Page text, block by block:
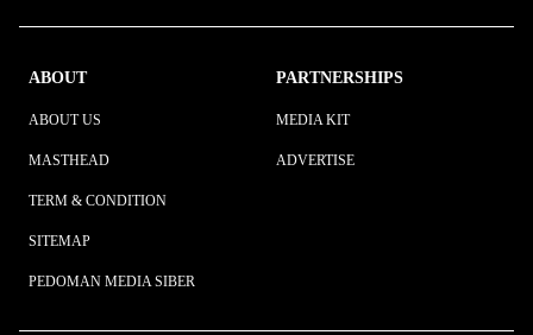
ABOUT
ABOUT US
MASTHEAD
TERM & CONDITION
SITEMAP
PEDOMAN MEDIA SIBER
PARTNERSHIPS
MEDIA KIT
ADVERTISE